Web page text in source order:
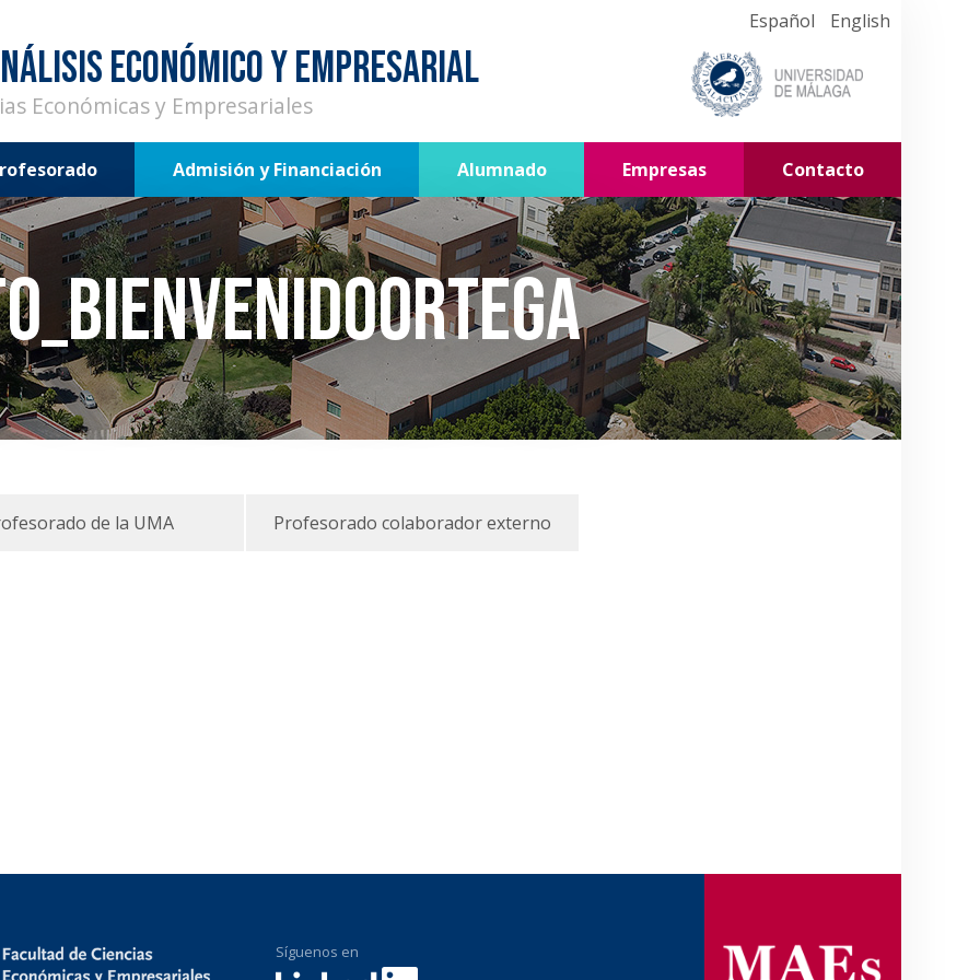
Español English
ECONÓMICO Y EMPRESARIAL
Económicas y Empresariales
Admisión y Financiación Alumnado Empresas Contacto
de la UMA Profesorado colaborador externo
Síguenos en